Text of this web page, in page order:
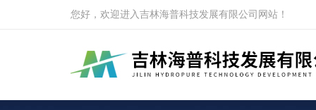
您好，欢迎进入吉林海普科技发展有限公司网站！